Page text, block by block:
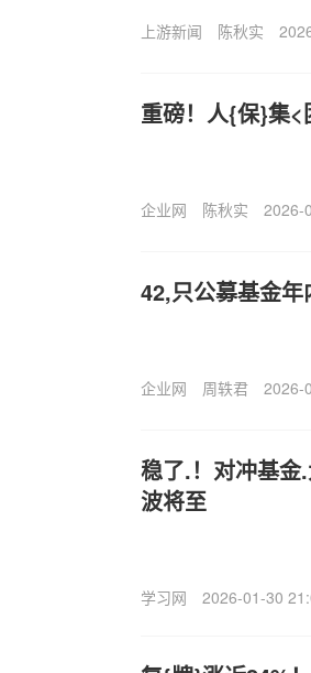
上游新闻 陈秋实
重磅！人{保}集
企业网 陈秋实 2026-
42,只公募基金
企业网 周轶君 2026-
稳了.！对冲基金
波将至
学习网 2026-01-30